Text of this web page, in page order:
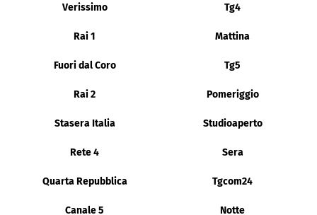
Verissimo Tg4
Rai 1 Mattina
Fuori dal Coro Tg5
Rai 2 Pomeriggio
Stasera Italia Studioaperto
Rete 4 Sera
Quarta Repubblica Tgcom24
Canale 5 Notte